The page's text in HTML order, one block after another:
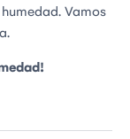
Vamos